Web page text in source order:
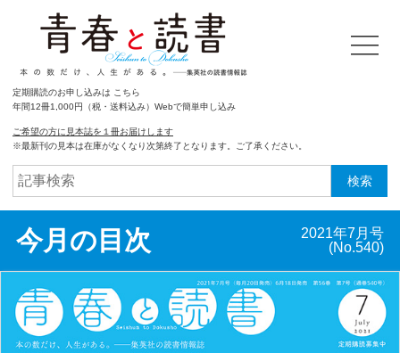
定期購読のお申し込みは こちら
年間12冊1,000円（税・送料込み）Webで簡単申し込み
ご希望の方に見本誌を１冊お届けします
※最新刊の見本は在庫がなくなり次第終了となります。ご了承ください。
検索
今月の目次
2021年7月号
(No.540)